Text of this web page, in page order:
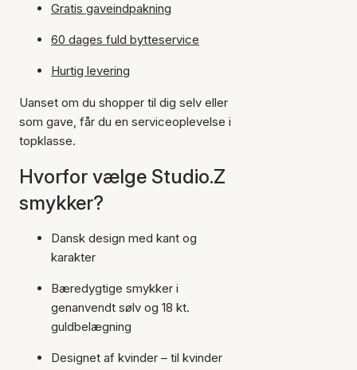
Gratis gaveindpakning
60 dages fuld bytteservice
Hurtig levering
Uanset om du shopper til dig selv eller
som gave, får du en serviceoplevelse i
topklasse.
Hvorfor vælge Studio.Z
smykker?
Dansk design med kant og
karakter
Bæredygtige smykker i
genanvendt sølv og 18 kt.
guldbelægning
Designet af kvinder – til kvinder